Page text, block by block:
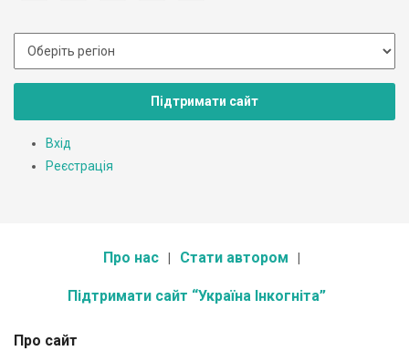
Підтримати сайт
Вхід
Реєстрація
Про нас Стати автором
Підтримати сайт “Україна Інкогніта”
Про сайт